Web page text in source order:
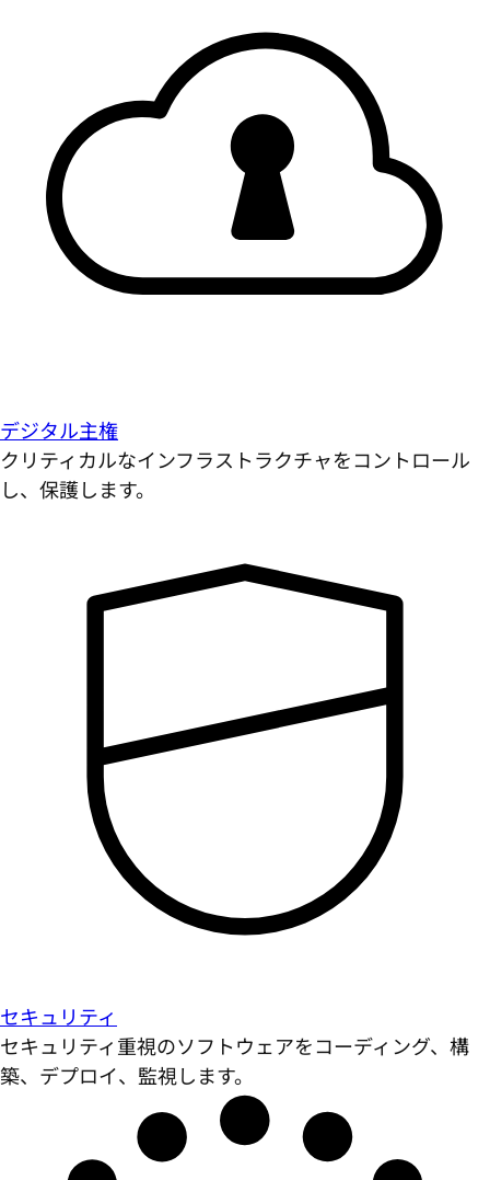
デジタル主権
クリティカルなインフラストラクチャをコントロール
し、保護します。
セキュリティ
セキュリティ重視のソフトウェアをコーディング、構
築、デプロイ、監視します。